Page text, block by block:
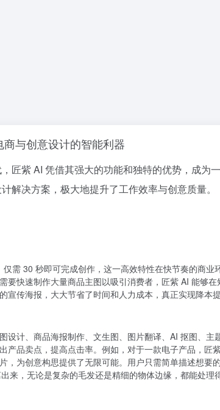
商与创意设计的智能利器
匠紫 AI 凭借其强大的功能和独特的优势，成
解决方案，极大地提升了工作效率与创意质量。
需 30 秒即可完成创作，这一高效特性在快节奏的商
要快速制作大量商品主图以吸引消费者，匠紫 AI 能够
传海报，大大节省了时间和人力成本，真正实现降本提
设计、商品海报制作、文生图、图片翻译、AI 抠图、
产品卖点，提高点击率。例如，对于一款电子产品，
，为创意构思提供了无限可能。用户只需简单描述想
来，无论是复杂的毛发还是精细的物体边缘，都能处理